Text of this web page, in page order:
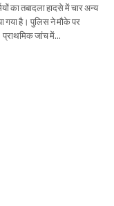
का तबादला हादसे में चार अन्य
गया है। पुलिस ने मौके पर
प्राथमिक जांच में…